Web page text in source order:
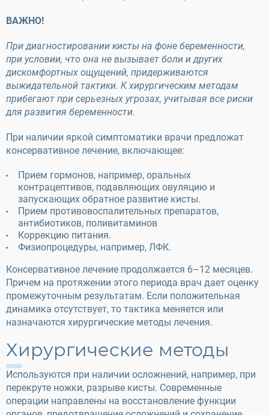
ВАЖНО!
При диагностировании кисты на фоне беременности,
при условии, что она не вызывает боли и других
дискомфортных ощущений, придерживаются
выжидательной тактики. К хирургическим методам
прибегают при серьезных угрозах, учитывая все риски
для развития беременности.
При наличии яркой симптоматики врачи предложат
консервативное лечение, включающее:
Прием гормонов, например, оральных
контрацептивов, подавляющих овуляцию и
запускающих обратное развитие кисты.
Прием противовоспалительных препаратов,
антибиотиков, поливитаминов
Коррекцию питания.
Физиопроцедуры, например, ЛФК.
Консервативное лечение продолжается 6–12 месяцев.
Причем на протяжении этого периода врач дает оценку
промежуточным результатам. Если положительная
динамика отсутствует, то тактика меняется или
назначаются хирургические методы лечения.
Хирургические методы
Используются при наличии осложнений, например, при
перекруте ножки, разрыве кисты. Современные
операции направлены на восстановление функции